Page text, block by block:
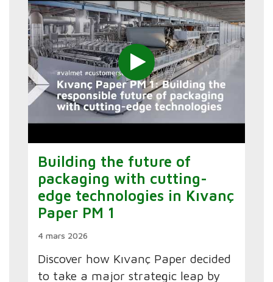
Building the future of
packaging with cutting-
edge technologies in Kıvanç
Paper PM 1
4 mars 2026
Discover how Kıvanç Paper decided
to take a major strategic leap by